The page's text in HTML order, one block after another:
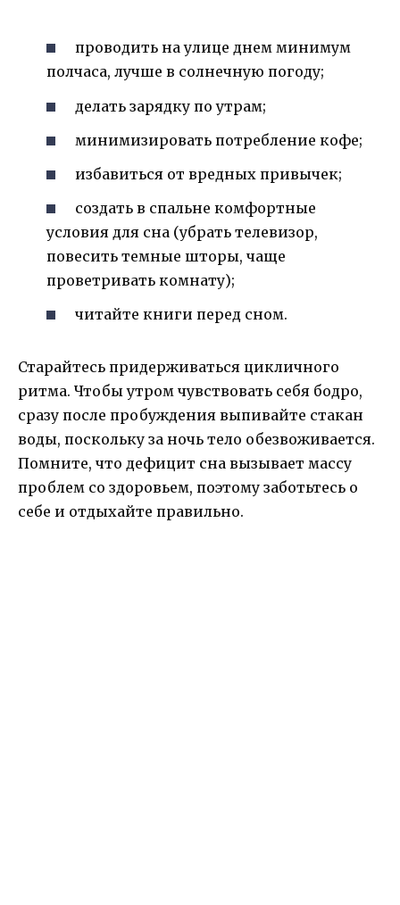
проводить на улице днем минимум
полчаса, лучше в солнечную погоду;
делать зарядку по утрам;
минимизировать потребление кофе;
избавиться от вредных привычек;
создать в спальне комфортные
условия для сна (убрать телевизор,
повесить темные шторы, чаще
проветривать комнату);
читайте книги перед сном.
Старайтесь придерживаться цикличного
ритма. Чтобы утром чувствовать себя бодро,
сразу после пробуждения выпивайте стакан
воды, поскольку за ночь тело обезвоживается.
Помните, что дефицит сна вызывает массу
проблем со здоровьем, поэтому заботьтесь о
себе и отдыхайте правильно.